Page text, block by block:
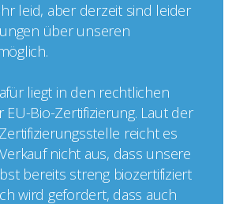
leid, aber derzeit sind leider
über unseren
liegt in den rechtlichen
EU-Bio-Zertifizierung. Laut der
reicht es
nicht aus, dass unsere
bereits streng biozertifiziert
wird gefordert, dass auch